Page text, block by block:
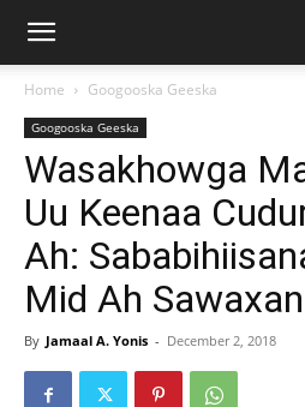
Home Googooska Geeska
Googooska Geeska
Wasakhowga
Uu Keenaa
Ah:
Mid Ah
By Jamaal A. Yonis - December 2, 2018